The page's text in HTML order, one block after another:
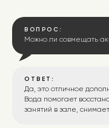
ВОПРОС:
Можно ли совмещать
ОТВЕТ:
Да, это отличное
Вода помогает
занятий в зале,
Найти нас
просто
Мы с